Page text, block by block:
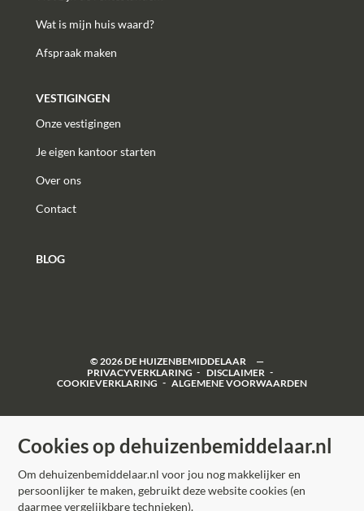
Wat is mijn huis waard?
Afspraak maken
VESTIGINGEN
Onze vestigingen
Je eigen kantoor starten
Over ons
Contact
BLOG
© 2026DE HUIZENBEMIDDELAAR
PRIVACYVERKLARING
DISCLAIMER
COOKIEVERKLARING
ALGEMENE VOORWAARDEN
Cookies op dehuizenbemiddelaar.nl
Om dehuizenbemiddelaar.nl voor jou nog makkelijker en
persoonlijker te maken, gebruikt deze website cookies (en
daarmee vergelijkbare technieken).